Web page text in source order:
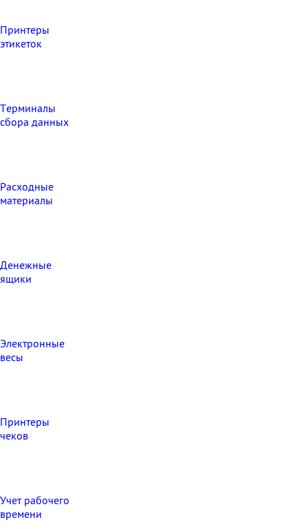
Принтеры
этикеток
Терминалы
сбора данных
Расходные
материалы
Денежные
ящики
Электронные
весы
Принтеры
чеков
Учет рабочего
времени